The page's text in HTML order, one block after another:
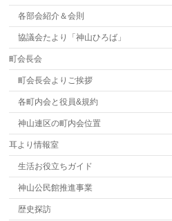
各部会紹介＆会則
協議会たより「神山ひろば」
町会長会
町会長会よりご挨拶
各町内会と役員&規約
神山連区の町内会位置
耳より情報室
生活お役立ちガイド
神山公民館推進事業
歴史探訪